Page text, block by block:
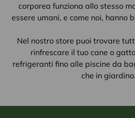
corporea funziona allo stesso
essere umani, e come noi, hanno
Nel nostro store puoi trovare
rinfrescare il tuo cane o
refrigeranti fino alle piscine da
che in giardino.